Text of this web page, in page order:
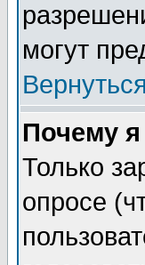
могут
Почему я
Только
опросе